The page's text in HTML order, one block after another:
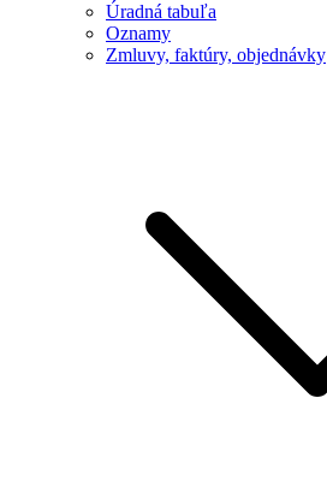
Úradná tabuľa
Oznamy
Zmluvy, faktúry, objednávky